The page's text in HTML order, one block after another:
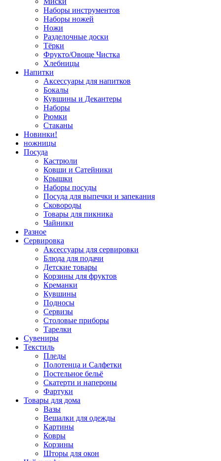
Наборы инструментов
Наборы ножей
Ножи
Разделочные доски
Тёрки
Фрукто/Овоще Чистка
Хлебницы
Напитки
Аксессуары для напитков
Бокалы
Кувшины и Декантеры
Наборы
Рюмки
Стаканы
Новинки!
ножницы
Посуда
Кастрюли
Ковши и Сатейники
Крышки
Наборы посуды
Посуда для выпечки и запекания
Сковороды
Товары для пикника
Чайники
Разное
Сервировка
Аксессуары для сервировки
Блюда для подачи
Детские товары
Корзины для фруктов
Креманки
Кувшины
Подносы
Сервизы
Столовые приборы
Тарелки
Сувениры
Текстиль
Пледы
Полотенца и Салфетки
Постельное бельё
Скатерти и напероны
Фартуки
Товары для дома
Вазы
Вешалки для одежды
Картины
Ковры
Корзины
Шторы для окон